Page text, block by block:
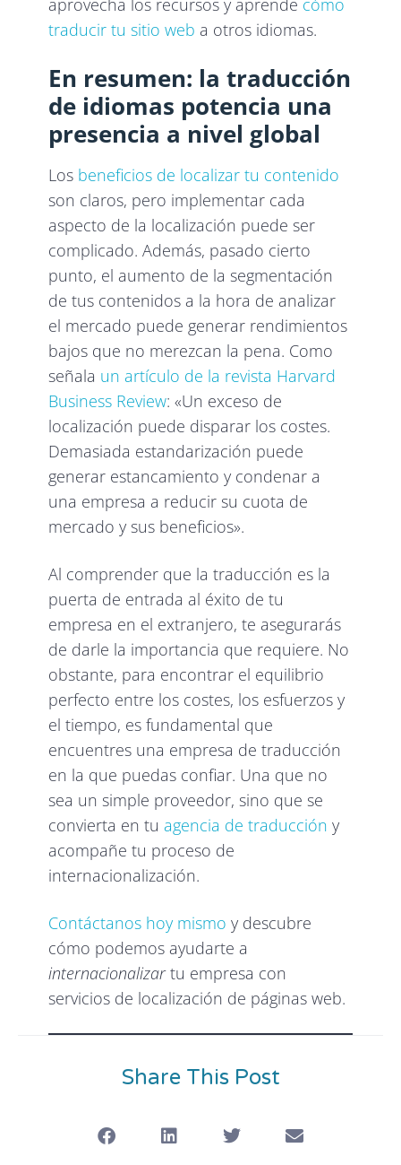
traducir tu sitio web a otros idiomas.
En resumen: la traducción
de idiomas potencia una
presencia a nivel global
Los beneficios de localizar tu contenido
son claros, pero implementar cada
aspecto de la localización puede ser
complicado. Además, pasado cierto
punto, el aumento de la segmentación
de tus contenidos a la hora de analizar
el mercado puede generar rendimientos
bajos que no merezcan la pena. Como
señala un artículo de la revista Harvard
Business Review: «Un exceso de
localización puede disparar los costes.
Demasiada estandarización puede
generar estancamiento y condenar a
una empresa a reducir su cuota de
mercado y sus beneficios».
Al comprender que la traducción es la
puerta de entrada al éxito de tu
empresa en el extranjero, te asegurarás
de darle la importancia que requiere. No
obstante, para encontrar el equilibrio
perfecto entre los costes, los esfuerzos y
el tiempo, es fundamental que
encuentres una empresa de traducción
en la que puedas confiar. Una que no
sea un simple proveedor, sino que se
convierta en tuagencia de traducción y
acompañe tu proceso de
internacionalización.
Contáctanos hoy mismo y descubre
cómo podemos ayudarte a
internacionalizartu empresa con
servicios de localización de páginas web.
Share This Post